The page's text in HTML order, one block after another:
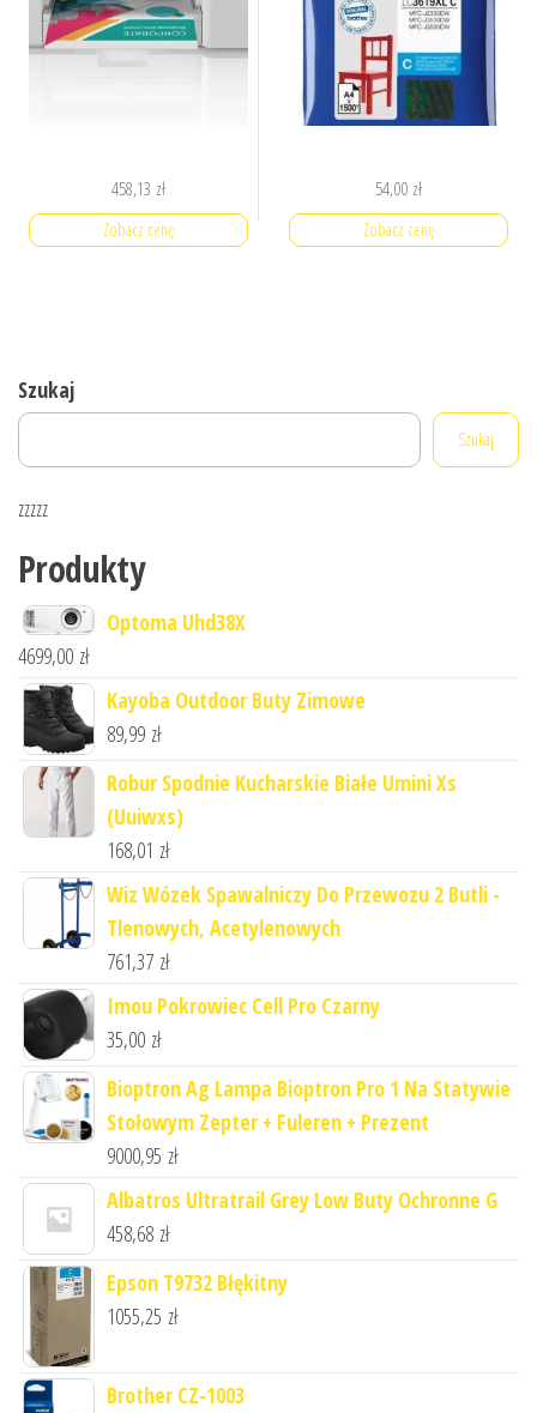
458,13 zł
Zobacz cenę
54,00 zł
Zobacz cenę
Szukaj
Szukaj
zzzzz
Produkty
Optoma Uhd38X
4699,00 zł
Kayoba Outdoor Buty Zimowe
89,99 zł
Robur Spodnie Kucharskie Białe Umini Xs
(Uuiwxs)
168,01 zł
Wiz Wózek Spawalniczy Do Przewozu 2 Butli -
Tlenowych, Acetylenowych
761,37 zł
Imou Pokrowiec Cell Pro Czarny
35,00 zł
Bioptron Ag Lampa Bioptron Pro 1 Na Statywie
Stołowym Zepter + Fuleren + Prezent
9000,95 zł
Albatros Ultratrail Grey Low Buty Ochronne G
458,68 zł
Epson T9732 Błękitny
1055,25 zł
Brother CZ-1003